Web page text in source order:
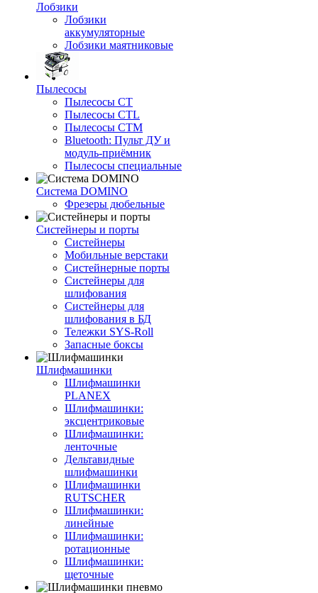
Лобзики
Лобзики
аккумуляторные
Лобзики маятниковые
Пылесосы
Пылесосы CT
Пылесосы CTL
Пылесосы CTM
Bluetooth: Пульт ДУ и
модуль-приёмник
Пылесосы специальные
Система DOMINO
Фрезеры дюбельные
Систейнеры и порты
Систейнеры
Мобильные верстаки
Систейнерные порты
Систейнеры для
шлифования
Систейнеры для
шлифования в БД
Тележки SYS-Roll
Запасные боксы
Шлифмашинки
Шлифмашинки
PLANEX
Шлифмашинки:
эксцентриковые
Шлифмашинки:
ленточные
Дельтавидные
шлифмашинки
Шлифмашинки
RUTSCHER
Шлифмашинки:
линейные
Шлифмашинки:
ротационные
Шлифмашинки:
щеточные